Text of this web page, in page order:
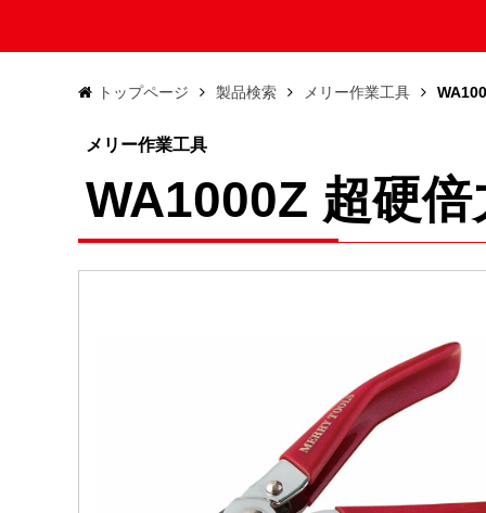
トップページ 製品検索 メリー作業工具
メリー作業工具
WA1000Z 超硬